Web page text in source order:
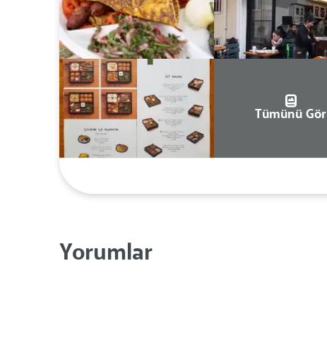
Tümünü Gör
Yorumlar